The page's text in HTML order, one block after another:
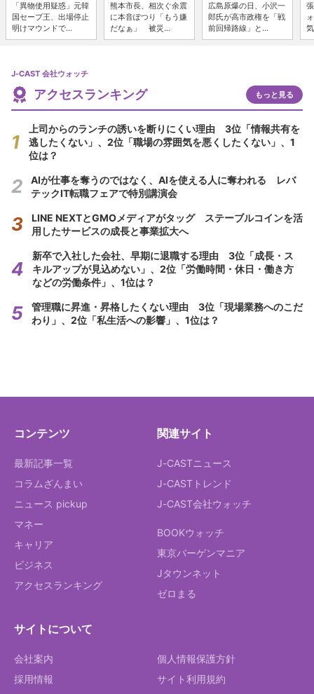
「異物使用疑惑」元韓
国セーブ王、出場停止
明けマウンドで...
熊本市長、相次ぐ余震
に本音ぽつり「もう嫌
だなぁ」 被災...
広島原爆の日、小沢一
郎氏が高市政権を「戦
前回帰路線」と...
J-CAST 会社ウォッチ
アクセスランキング もっと見る
上司からのランチの誘いを断りにくい理由 3位「情報共有を
逃したくない」、2位「職場の雰囲気を悪くしたくない」、1
位は？
AIが仕事を奪うのではなく、AIを使える人に奪われる レバ
テックIT転職フェアで特別講演会
LINE NEXTとGMOメディアがタッグ ステーブルコインを活
用したサービスの成長と事業拡大へ
新卒で入社した会社、早期に退職する理由 3位「成長・ス
キルアップが見込めない」、2位「労働時間・休日・働き方
などの労働条件」、1位は？
管理職に昇進・昇格したくない理由 3位「現場業務へのこだ
わり」、2位「私生活への影響」、1位は？
コンテンツ
最新記事一覧
コラムざんまい
ニュース pickup
マネー
キャリア
ビジネス
アクセスランキング
関連サイト
J-CASTニュース
J-CASTトレンド
J-CAST会社ウォッチ
BOOKウォッチ
東京バーゲンマニア
Jタウンネット
ゼロまる
サイトについて
会社案内
採用情報
個人情報保護方針
サイト利用規約